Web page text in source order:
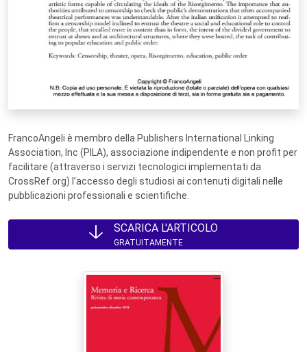
FrancoAngeli è membro della Publishers International Linking
Association, Inc (PILA), associazione indipendente e non profit per
facilitare (attraverso i servizi tecnologici implementati da
CrossRef.org) l’accesso degli studiosi ai contenuti digitali nelle
pubblicazioni professionali e scientifiche.
SCARICA L'ARTICOLO
GRATUITAMENTE